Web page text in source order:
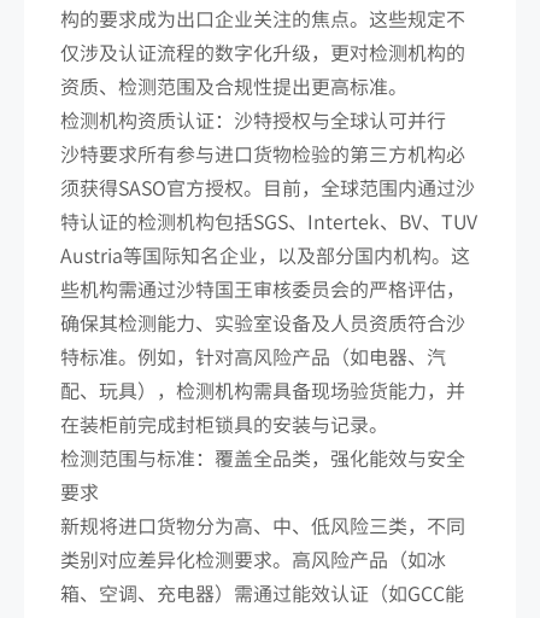
构的要求成为出口企业关注的焦点。这些规定不
仅涉及认证流程的数字化升级，更对检测机构的
资质、检测范围及合规性提出更高标准。
检测机构资质认证：沙特授权与全球认可并行
沙特要求所有参与进口货物检验的第三方机构必
须获得SASO官方授权。目前，全球范围内通过沙
特认证的检测机构包括SGS、Intertek、BV、TUV
Austria等国际知名企业，以及部分国内机构。这
些机构需通过沙特国王审核委员会的严格评估，
确保其检测能力、实验室设备及人员资质符合沙
特标准。例如，针对高风险产品（如电器、汽
配、玩具），检测机构需具备现场验货能力，并
在装柜前完成封柜锁具的安装与记录。
检测范围与标准：覆盖全品类，强化能效与安全
要求
新规将进口货物分为高、中、低风险三类，不同
类别对应差异化检测要求。高风险产品（如冰
箱、空调、充电器）需通过能效认证（如GCC能